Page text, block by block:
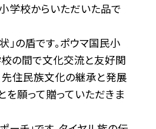
学校からいただいた品で
」の盾です。ポウマ国民小
の間で文化交流と友好関
先住民族文化の継承と発展
を願って贈っていただきま